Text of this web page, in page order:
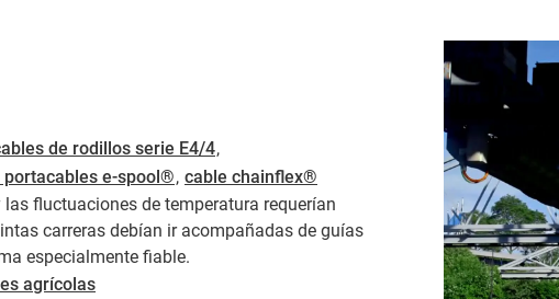
de rodillos serie E4/4,
portacables e-spool®, cable chainflex®
fluctuaciones de temperatura requerían
carreras debían ir acompañadas de guías
especialmente fiable.
agrícolas